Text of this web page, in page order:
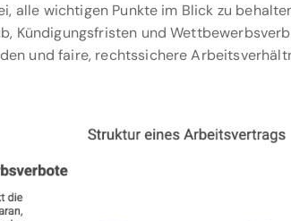
alle wichtigen Punkte im Blick zu
Kündigungsfristen und
und faire, rechtssichere